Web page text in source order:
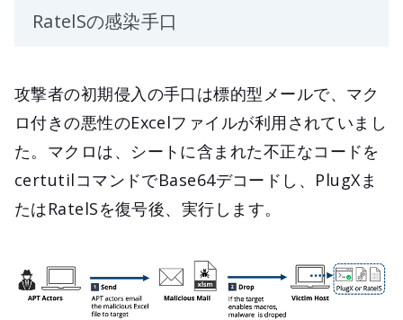
RatelSの感染手口
攻撃者の初期侵入の手口は標的型メールで、マク
ロ付きの悪性のExcelファイルが利用されていまし
た。マクロは、シートに含まれた不正なコードを
certutilコマンドでBase64デコードし、PlugXま
たはRatelSを復号後、実行します。